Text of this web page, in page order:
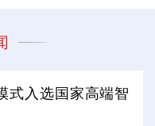
式入选国家高端智